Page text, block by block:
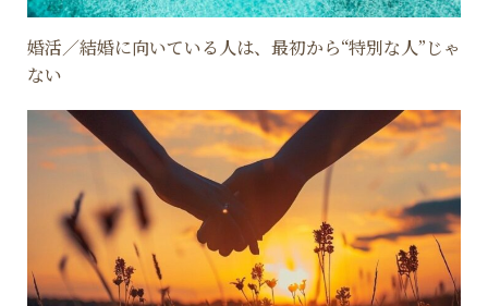
婚活／結婚に向いている人は、最初から“特別な人”じゃ
ない